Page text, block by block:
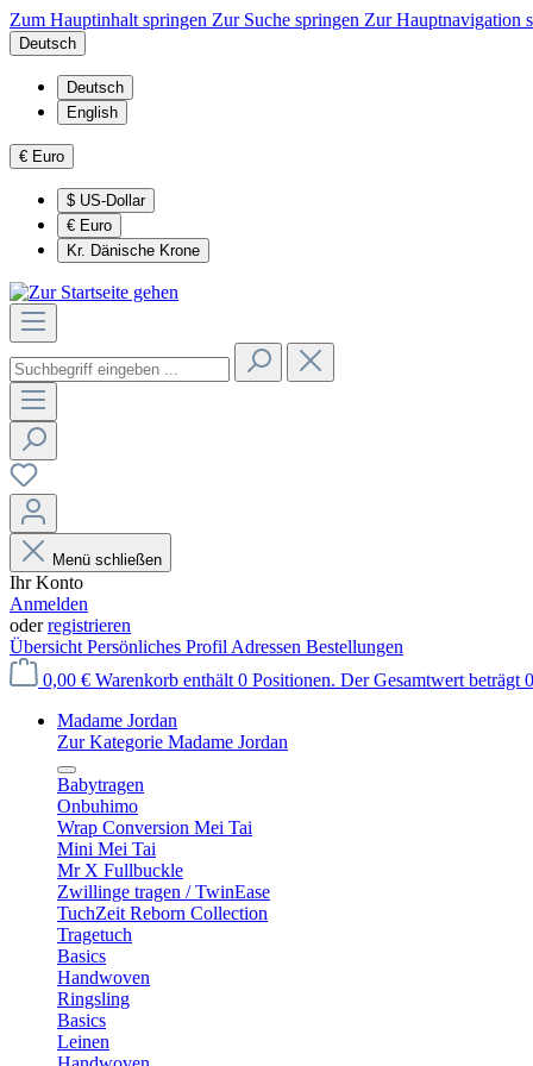
Zum Hauptinhalt springen Zur Suche springen Zur Hauptnavigation
Deutsch
Deutsch
English
€ Euro
$ US-Dollar
€ Euro
Kr. Dänische Krone
Menü schließen
Ihr Konto
Anmelden
oderregistrieren
Übersicht Persönliches Profil Adressen Bestellungen
0,00 € Warenkorb enthält 0 Positionen. Der Gesamtwert beträgt
Madame Jordan
Zur Kategorie Madame Jordan
Babytragen
Onbuhimo
Wrap Conversion Mei Tai
Mini Mei Tai
Mr X Fullbuckle
Zwillinge tragen / TwinEase
TuchZeit Reborn Collection
Tragetuch
Basics
Handwoven
Ringsling
Basics
Leinen